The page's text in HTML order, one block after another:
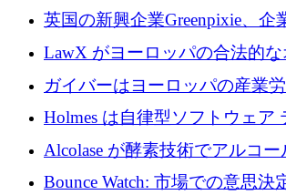
レイヤー」オペレーティング
するシリーズ B で 4,000 万ド
英国の新興企業Greenpixie、企
ドのエネルギー無駄を削減する
ンドを調達
LawX がヨーロッパの合法的
ング システムを構築するため
を調達
ガイバーはヨーロッパの産業
貢献するために 140 万ユーロ
Holmes は自律型ソフトウェア
万ユーロのプレシードを提供
Alcolase が酵素技術でアルコ
り組むために 150 万ユーロを
Bounce Watch: 市場での意思決